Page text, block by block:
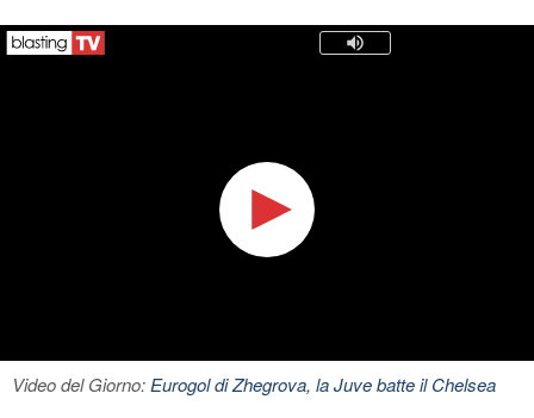
Video del Giorno:Eurogol di Zhegrova, la Juve batte il Chelsea